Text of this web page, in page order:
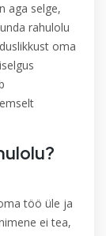
aga selge,
rahulolu
oma
töö üle ja
ei tea,